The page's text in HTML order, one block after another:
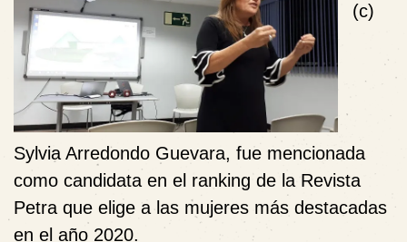
(c)
Sylvia Arredondo Guevara, fue mencionada
como candidata en el ranking de la Revista
Petra que elige a las mujeres más destacadas
en el año 2020.